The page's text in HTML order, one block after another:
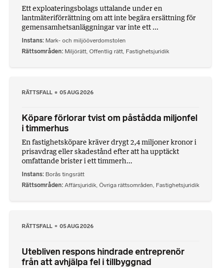
Ett exploateringsbolags uttalande under en
lantmäteriförrättning om att inte begära ersättning för
gemensamhetsanläggningar var inte ett ...
Instans Mark- och miljööverdomstolen
Rättsområden Miljörätt, Offentlig rätt, Fastighetsjuridik
RÄTTSFALL 05 AUG 2026
Köpare förlorar tvist om påstådda miljonfel
i timmerhus
En fastighetsköpare kräver drygt 2,4 miljoner kronor i
prisavdrag eller skadestånd efter att ha upptäckt
omfattande brister i ett timmerh...
Instans Borås tingsrätt
Rättsområden Affärsjuridik Övriga rättsområden Fastighetsjuridik
RÄTTSFALL 05 AUG 2026
Utebliven respons hindrade entreprenör
från att avhjälpa fel i tillbyggnad